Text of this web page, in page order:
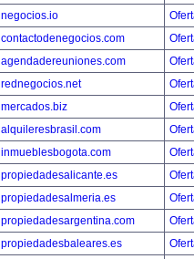
negocios.io
contactodenegocios.com
agendadereuniones.com
rednegocios.net
mercados.biz
alquileresbrasil.com
inmueblesbogota.com
propiedadesalicante.es
propiedadesalmeria.es
propiedadesargentina.com
propiedadesbaleares.es